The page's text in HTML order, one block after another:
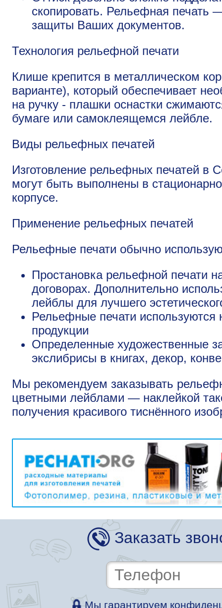
скопировать. Рельефная печать
защиты Ваших документов.
Технология рельефной печати
Клише крепится в металлическом
варианте), который обеспечивает
на ручку - плашки оснастки
бумаге или самоклеящемся лейбле.
Виды рельефных печатей
Изготовление рельефных печатей в
могут быть выполнены в
корпусе.
Применение рельефных печатей
Рельефные печати обычно
Простановка рельефной печати
договорах. Дополнительно
лейблы для лучшего
Рельефные печати используются
продукции
Определенные художественные
экслибрисы в книгах, декор,
Мы рекомендуем заказывать
цветными лейблами — наклейкой
получения красивого тиснённого
Заказать
Мы гарантируем